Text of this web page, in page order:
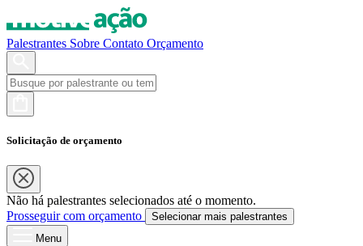
Palestrantes Sobre Contato Orçamento
Solicitação de orçamento
Não há palestrantes selecionados até o momento.
Prosseguir com orçamento
Selecionar mais palestrantes
Menu